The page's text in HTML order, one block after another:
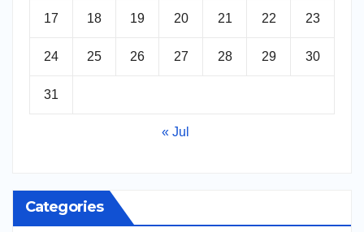
17 18 19 20 21 22 23
24 25 26 27 28 29 30
31
« Jul
Categories